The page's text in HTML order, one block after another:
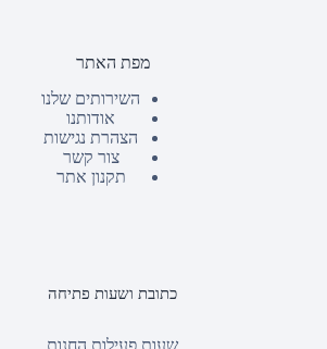
מפת האתר
השירותים שלנו
אודותנו
הצהרת נגישות
צור קשר
תקנון אתר
כתובת ושעות פתיחה
שעות פעילות החנות